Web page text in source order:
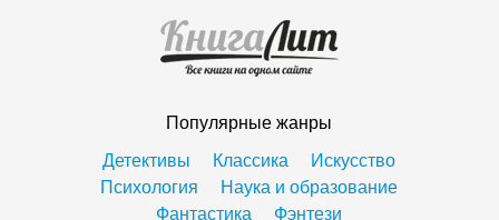
Популярные жанры
Детективы
Классика
Искусство
Психология
Наука и образование
Фантастика
Фэнтези